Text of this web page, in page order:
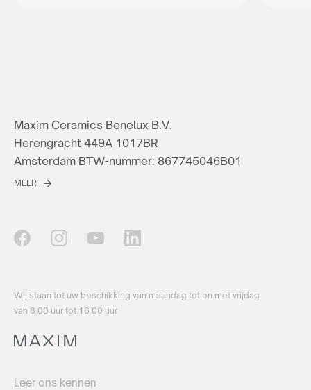
Maxim Ceramics Benelux B.V.
Herengracht 449A 1017BR
Amsterdam BTW-nummer: 867745046B01
MEER
Wij staan ​​tot uw beschikking van maandag tot en met vrijdag
van 8.00 uur tot 16.00 uur
Leer ons kennen